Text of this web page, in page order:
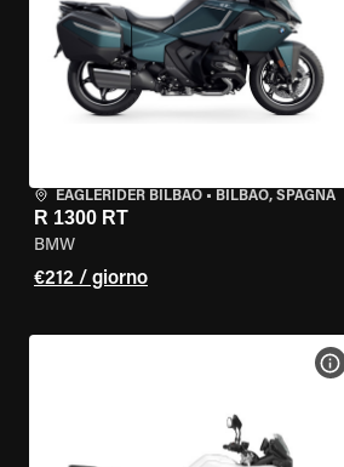
EAGLERIDER BILBAO • BILBAO, SPAGNA
R 1300 RT
BMW
€212 / giorno